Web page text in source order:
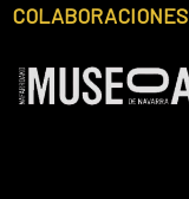
Footer
COLABORACIONES